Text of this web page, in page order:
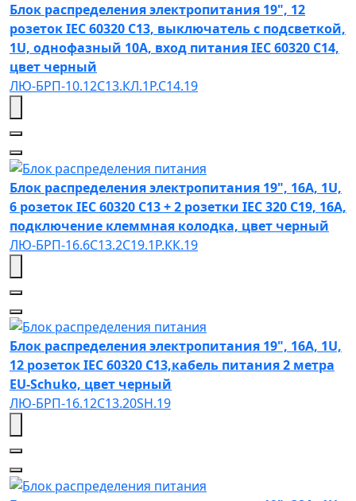
Блок распределения электропитания 19", 12
розеток IEC 60320 C13, выключатель с подсветкой,
1U, однофазный 10A, вход питания IEC 60320 C14,
цвет черный
ЛЮ-БРП-10.12C13.КЛ.1Р.С14.19
Блок распределения электропитания 19", 16A, 1U,
6 розеток IEC 60320 C13 + 2 розетки IEC 320 С19, 16А,
подключение клеммная колодка, цвет черный
ЛЮ-БРП-16.6C13.2С19.1Р.КК.19
Блок распределения электропитания 19", 16А, 1U,
12 розеток IEC 60320 C13,кабель питания 2 метра
EU-Schuko, цвет черный
ЛЮ-БРП-16.12C13.20SH.19